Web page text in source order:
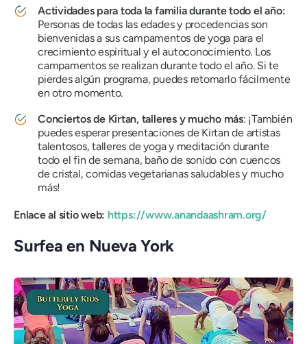
Actividades para toda la familia durante todo el año:
Personas de todas las edades y procedencias son
bienvenidas a sus campamentos de yoga para el
crecimiento espiritual y el autoconocimiento. Los
campamentos se realizan durante todo el año. Si te
pierdes algún programa, puedes retomarlo fácilmente
en otro momento.
Conciertos de Kirtan, talleres y mucho más: ¡También
puedes esperar presentaciones de Kirtan de artistas
talentosos, talleres de yoga y meditación durante
todo el fin de semana, baño de sonido con cuencos
de cristal, comidas vegetarianas saludables y mucho
más!
Enlace al sitio web: https://www.anandaashram.org/
Surfea en Nueva York